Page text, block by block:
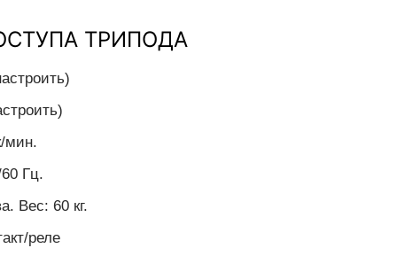
ТРИПОДА
мин.
Гц.
Вес: 60 кг.
реле